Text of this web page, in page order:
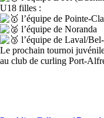
U18 filles :
l’équipe de Pointe-
l’équipe de Noranda
l’équipe de Laval/
Le prochain tournoi
au club de curling Port-